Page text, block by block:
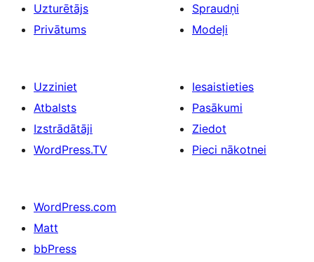
Uzturētājs
Privātums
Spraudņi
Modeļi
Uzziniet
Atbalsts
Izstrādātāji
WordPress.TV
Iesaistieties
Pasākumi
Ziedot
Pieci nākotnei
WordPress.com
Matt
bbPress